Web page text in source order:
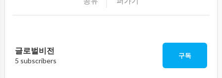
글로벌비전
5 subscribers
구독